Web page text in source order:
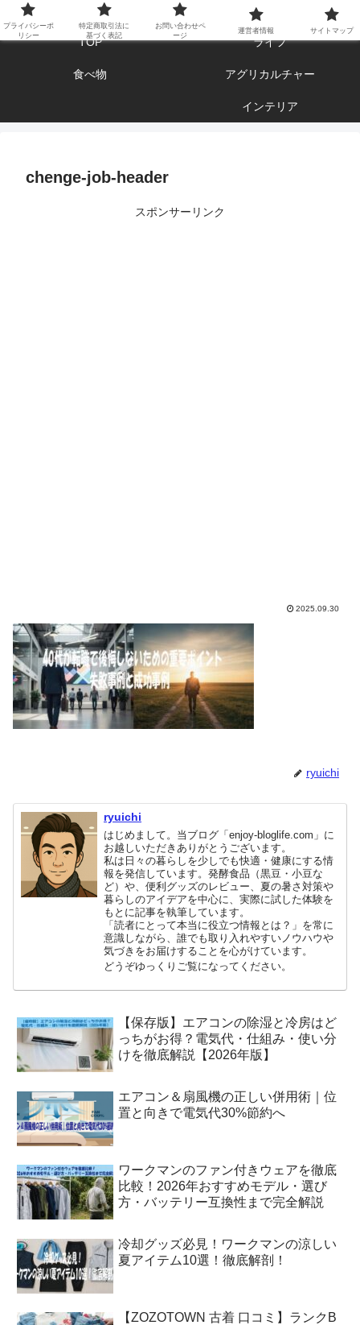
エンジョイ ブログライフ
TOP ライフ
食べ物 アグリカルチャー
インテリア
chenge-job-header
スポンサーリンク
2025.09.30
ryuichi
ryuichi
はじめまして。当ブログ「enjoy-bloglife.com」に
お越しいただきありがとうございます。
私は日々の暮らしを少しでも快適・健康にする情
報を発信しています。発酵食品（黒豆・小豆な
ど）や、便利グッズのレビュー、夏の暑さ対策や
暮らしのアイデアを中心に、実際に試した体験を
もとに記事を執筆しています。
「読者にとって本当に役立つ情報とは？」を常に
意識しながら、誰でも取り入れやすいノウハウや
気づきをお届けすることを心がけています。
どうぞゆっくりご覧になってください。
【保存版】エアコンの除湿と冷房はど
っちがお得？電気代・仕組み・使い分
けを徹底解説【2026年版】
エアコン＆扇風機の正しい併用術｜位
置と向きで電気代30%節約へ
ワークマンのファン付きウェアを徹底
比較！2026年おすすめモデル・選び
方・バッテリー互換性まで完全解説
冷却グッズ必見！ワークマンの涼しい
夏アイテム10選！徹底解剖！
【ZOZOTOWN 古着 口コミ】ランクB
プライバシーポ
リシー
特定商取引法に
基づく表記
お問い合わせペ
ージ
運営者情報 サイトマップ